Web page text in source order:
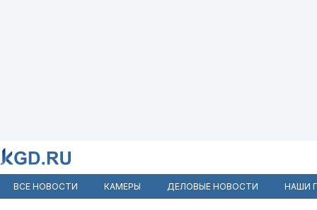
ВСЕ НОВОСТИ КАМЕРЫ ДЕЛОВЫЕ НОВОСТИ НАШИ